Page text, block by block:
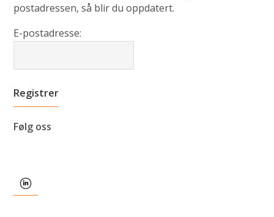
postadressen, så blir du oppdatert.
E-postadresse:
Følg oss